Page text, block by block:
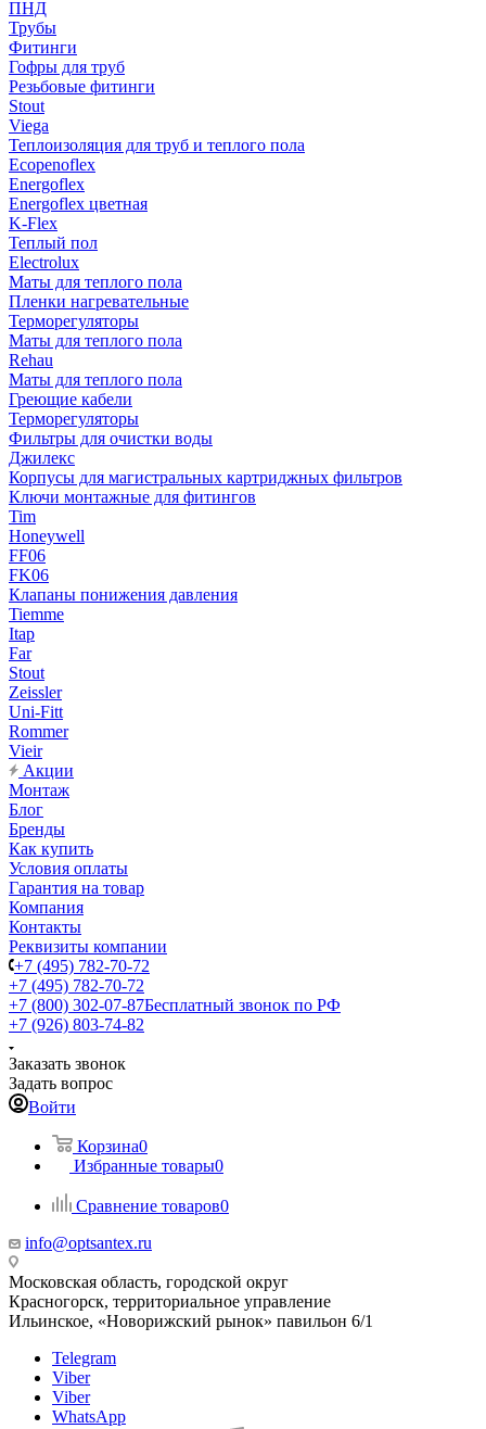
ПНД
Трубы
Фитинги
Гофры для труб
Резьбовые фитинги
Stout
Viega
Теплоизоляция для труб и теплого пола
Ecopenoflex
Energoflex
Energoflex цветная
K-Flex
Теплый пол
Electrolux
Маты для теплого пола
Пленки нагревательные
Терморегуляторы
Маты для теплого пола
Rehau
Маты для теплого пола
Греющие кабели
Терморегуляторы
Фильтры для очистки воды
Джилекс
Корпусы для магистральных картриджных фильтров
Ключи монтажные для фитингов
Tim
Honeywell
FF06
FK06
Клапаны понижения давления
Tiemme
Itap
Far
Stout
Zeissler
Uni-Fitt
Rommer
Vieir
Акции
Монтаж
Блог
Бренды
Как купить
Условия оплаты
Гарантия на товар
Компания
Контакты
Реквизиты компании
+7 (495) 782-70-72
+7 (495) 782-70-72
+7 (800) 302-07-87Бесплатный звонок по РФ
+7 (926) 803-74-82
Заказать звонок
Задать вопрос
Войти
Корзина0
Избранные товары0
Сравнение товаров0
info@optsantex.ru
Московская область, городской округ
Красногорск, территориальное управление
Ильинское, «Новорижский рынок» павильон 6/1
Telegram
Viber
Viber
WhatsApp